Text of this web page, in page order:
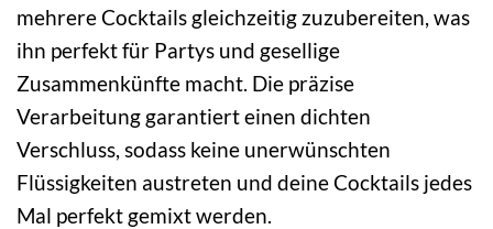
mehrere Cocktails gleichzeitig zuzubereiten, was
ihn perfekt für Partys und gesellige
Zusammenkünfte macht. Die präzise
Verarbeitung garantiert einen dichten
Verschluss, sodass keine unerwünschten
Flüssigkeiten austreten und deine Cocktails jedes
Mal perfekt gemixt werden.